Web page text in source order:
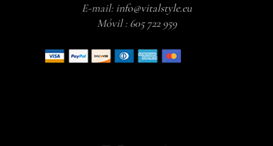
E-mail: info@vitalstyle.eu
Móvil : 605 722 959